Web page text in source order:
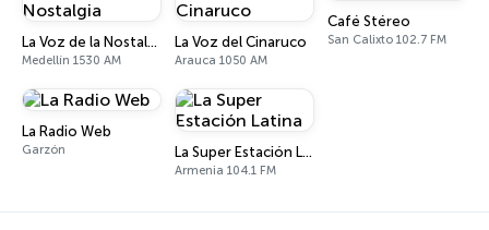
La Voz de la Nostalgia
Medellín 1530 AM
La Voz del Cinaruco
Arauca 1050 AM
Café Stéreo
San Calixto 102.7 FM
La Radio Web
Garzón La Super Estación Latina
Armenia 104.1 FM